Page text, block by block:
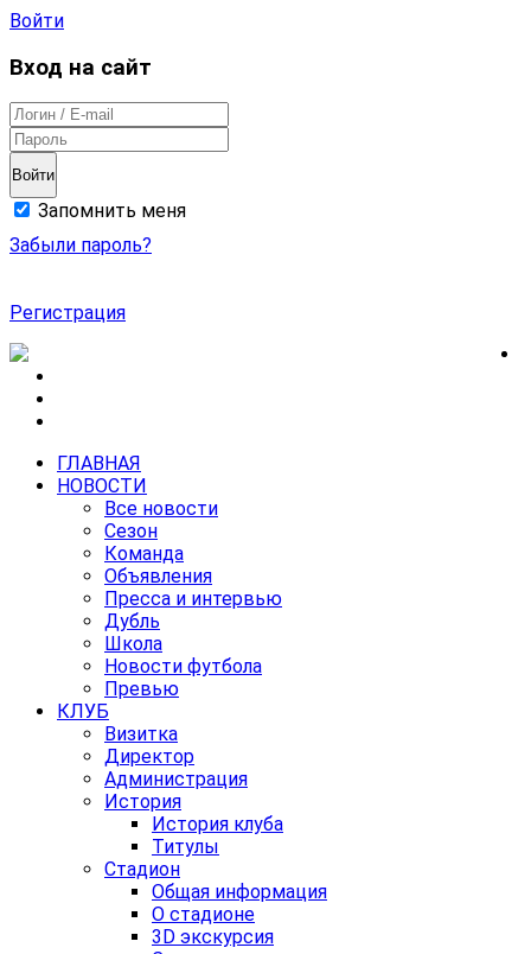
Войти
Вход на сайт
Войти
Запомнить меня
Забыли пароль?
Регистрация
ГЛАВНАЯ
НОВОСТИ
Все новости
Сезон
Команда
Объявления
Пресса и интервью
Дубль
Школа
Новости футбола
Превью
КЛУБ
Визитка
Директор
Администрация
История
История клуба
Титулы
Стадион
Общая информация
О стадионе
3D экскурсия